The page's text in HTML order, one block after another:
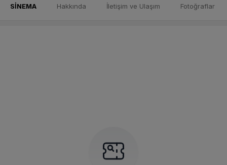
SİNEMA Hakkında İletişim ve Ulaşım Fotoğraflar